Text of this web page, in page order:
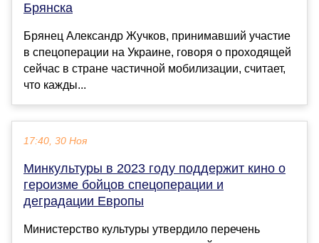
Брянска
Брянец Александр Жучков, принимавший участие
в спецоперации на Украине, говоря о проходящей
сейчас в стране частичной мобилизации, считает,
что кажды...
17:40, 30 Ноя
Минкультуры в 2023 году поддержит кино о
героизме бойцов спецоперации и
деградации Европы
Министерство культуры утвердило перечень